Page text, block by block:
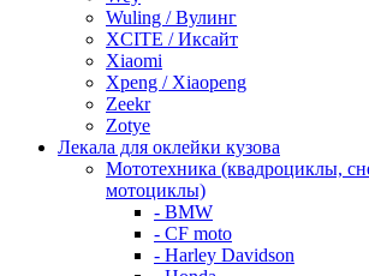
Wuling / Вулинг
XCITE / Иксайт
Xiaomi
Xpeng / Xiaopeng
Zeekr
Zotye
Лекала для оклейки кузова
Мототехника (квадроциклы,
мотоциклы)
- BMW
- CF moto
- Harley Davidson